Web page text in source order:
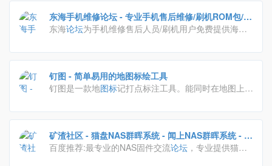
东海手机维修论坛 - 专业手机售后维修/刷机ROM包/教
程/图纸
东海论坛为手机维修售后人员/刷机用户免费提供海量
图纸、提供手机售后维修所需各类工具和教程资料，一
员，ROM开发者，APP开发者提供交流、学习、分享
各种手机维修相关技术、方法、经验的论坛。
钉图 - 简单易用的地图标绘工具
钉图是一款地图标记打点标注工具。能同时在地图上标
告位等实现智慧无忧管理。
矿渣社区 - 猫盘NAS群晖系统 - 闻上NAS群晖系统 - 软
路由系统 - qnap 威联通 - Powered by Discuz!
百度推荐:最专业的NAS固件交流论坛 ，专业提供猫盘